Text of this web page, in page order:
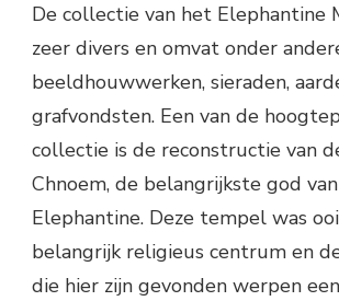
De collectie van het Elephantine
zeer divers en omvat onder
beeldhouwwerken, sieraden,
grafvondsten. Een van de
collectie is de reconstructie van
Chnoem, de belangrijkste god
Elephantine. Deze tempel was
belangrijk religieus centrum en
die hier zijn gevonden werpen